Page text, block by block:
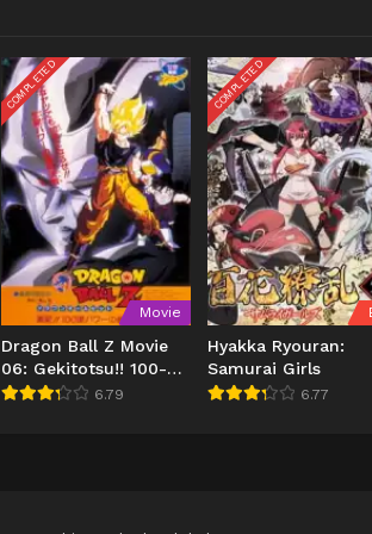
COMPLETED
Movie
Dragon Ball Z Movie
06: Gekitotsu!! 100-
oku Power no Senshi-
6.79
COMPLETED
Hyakka Ryouran:
Samurai Girls
6.77